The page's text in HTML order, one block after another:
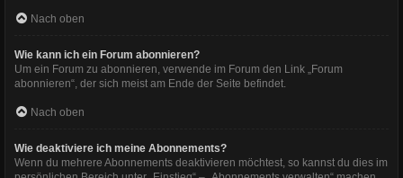
Nach oben
Wie kann ich ein Forum abonnieren?
Um ein Forum zu abonnieren, verwende im Forum den Link „Forum
abonnieren“, der sich meist am Ende der Seite befindet.
Nach oben
Wie deaktiviere ich meine Abonnements?
Wenn du mehrere Abonnements deaktivieren möchtest, so kannst du dies im